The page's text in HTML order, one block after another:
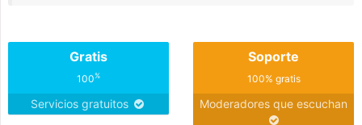
Gratis
100%
Servicios gratuitos
Soporte
100% gratis
Moderadores que escuchan